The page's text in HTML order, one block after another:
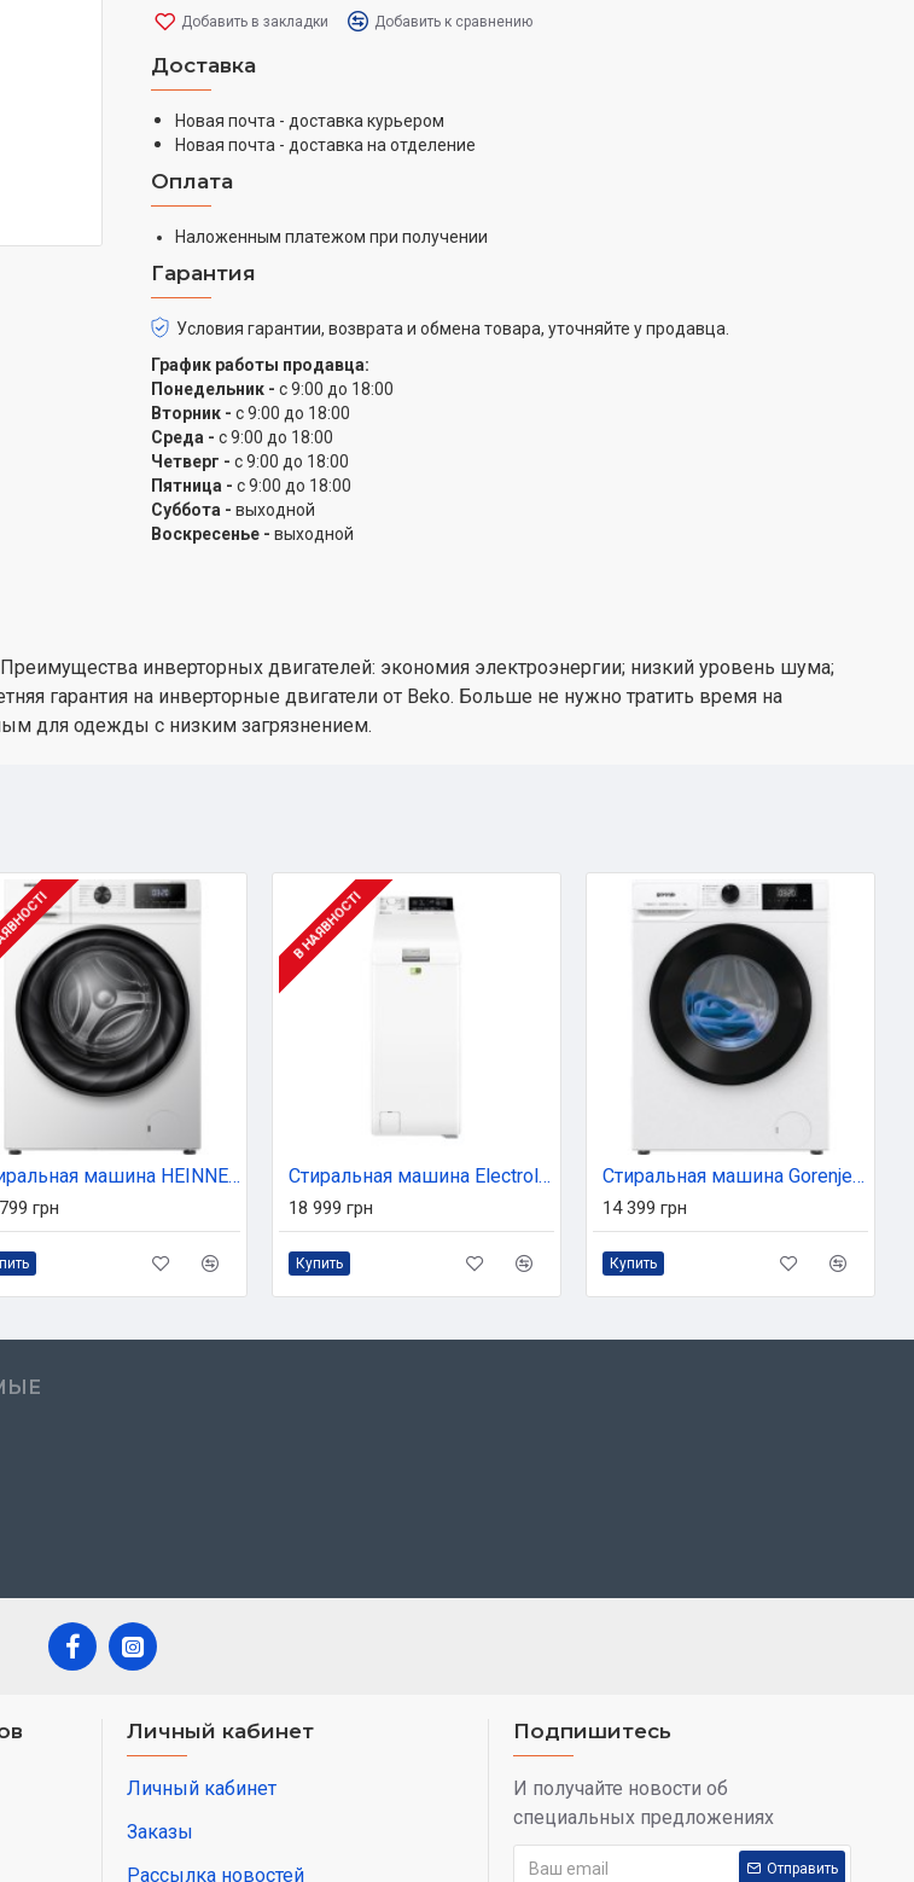
Добавить в закладки Добавить к сравнению
Доставка
Новая почта - доставка курьером
Новая почта - доставка на отделение
Оплата
Наложенным платежом при получении
Гарантия
Условия гарантии, возврата и обмена товара, уточняйте у продавца.
График работы продавца:
Понедельник - с 9:00 до 18:00
Вторник - с 9:00 до 18:00
Среда - с 9:00 до 18:00
Четверг - с 9:00 до 18:00
Пятница - с 9:00 до 18:00
Суббота - выходной
Воскресенье - выходной
инверторных двигателей: экономия электроэнергии; низкий уровень шума;
гарантия на инверторные двигатели от Beko. Больше не нужно тратить время на
для одежды с низким загрязнением.
Стиральная машина HEINNER MASINA DE SPALAT RUFE HEINNER HWM-H1014INVA+++ (HWM-H1014INVA+++)
грн
В НАЯВНОСТІ
Стиральная машина Electrolux EW7TN3362U
18 999 грн
Купить
Стиральная машина Gorenje W3NGPI62SBS
14 399 грн
Купить
Личный кабинет
Личный кабинет
Заказы
Рассылка новостей
Подпишитесь
И получайте новости об
специальных предложениях
Отправить